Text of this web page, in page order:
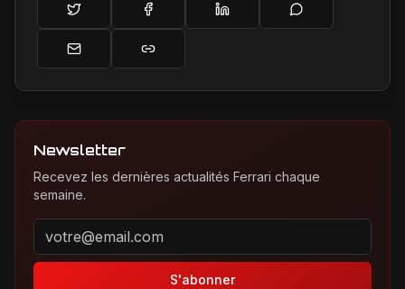
Newsletter
Recevez les dernières actualités Ferrari chaque
semaine.
Adresse email pour la newsletter
S'abonner